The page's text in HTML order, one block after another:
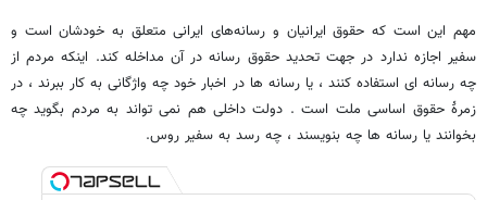
مهم این است که حقوق ایرانیان و رسانه‌های ایرانی متعلق به خودشان است و
سفیر اجازه ندارد در جهت تحدید حقوق رسانه در آن مداخله کند. اینکه مردم از
چه رسانه ای استفاده کنند ، یا رسانه ها در اخبار خود چه واژگانی به کار ببرند ، در
زمرۀ حقوق اساسی ملت است . دولت داخلی هم نمی تواند به مردم بگوید چه
بخوانند یا رسانه ها چه بنویسند ، چه رسد به سفیر روس.